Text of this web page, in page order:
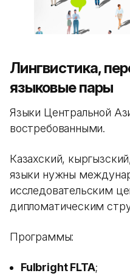
Лингвистика,
языковые пары
Языки Центральной
востребованными.
Казахский,
языки нужны
исследовательским
дипломатическим
Программы:
Fulbright FLTA;